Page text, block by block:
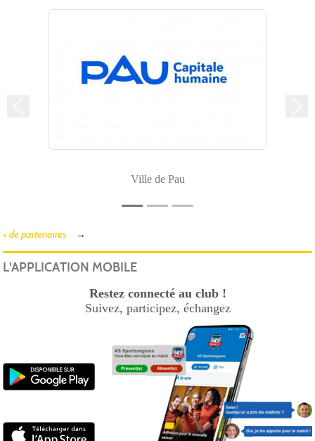
Ville de Pau
+ de partenaires
L'APPLICATION MOBILE
Restez connecté au club !
Suivez, participez, échangez